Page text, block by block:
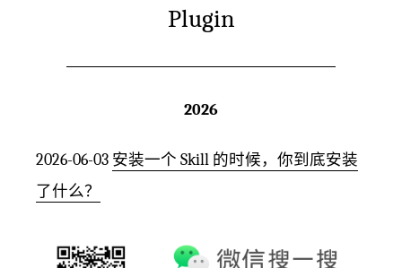
Plugin
2026
2026-06-03 安装一个 Skill 的时候，你到底安装
了什么？